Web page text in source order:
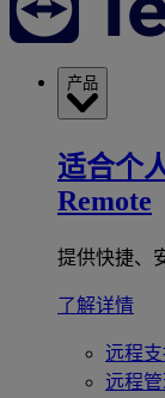
产品
适合个
Remote
提供快捷、
了解详情
远程
远程